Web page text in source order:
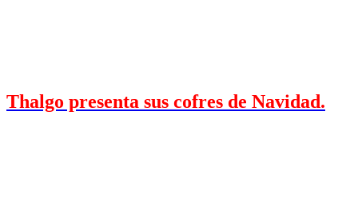
Thalgo presenta sus cofres de Navidad.